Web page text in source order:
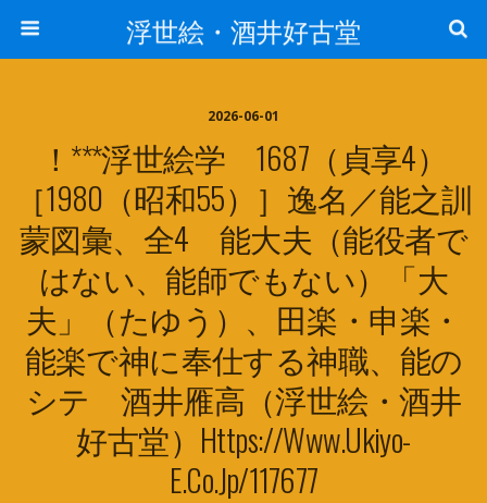
浮世絵・酒井好古堂
2026-06-01
！***浮世絵学 1687（貞享4）
［1980（昭和55）］逸名／能之訓
蒙図彙、全4 能大夫（能役者で
はない、能師でもない）「大
夫」（たゆう）、田楽・申楽・
能楽で神に奉仕する神職、能の
シテ 酒井雁高（浮世絵・酒井
好古堂）https://www.ukiyo-
E.co.jp/117677